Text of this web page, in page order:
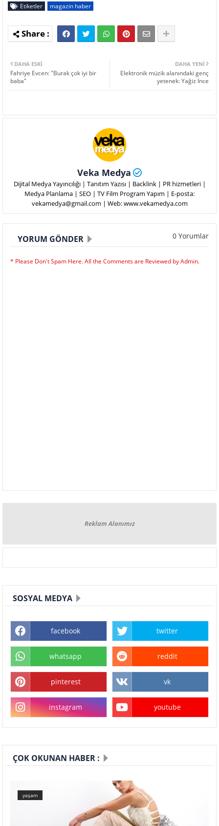
Etiketler magazin haber
DAHA YENI
Elektronik müzik alanındaki genç
yetenek: Yağiz İnce
DAHA ESKI
Fahriye Evcen: "Burak çok iyi bir
baba"
Veka Medya
Dijital Medya Yayıncılığı | Tanıtım Yazısı | Backlink | PR hizmetleri |
Medya Planlama | SEO | TV Film Program Yapım | E-posta:
vekamedya@gmail.com | Web: www.vekamedya.com
YORUM GÖNDER 0 Yorumlar
* Please Don't Spam Here. All the Comments are Reviewed by Admin.
Reklam Alanımız
SOSYAL MEDYA
facebook twitter
whatsapp reddit
pinterest vk
instagram youtube
ÇOK OKUNAN HABER :
yaşam